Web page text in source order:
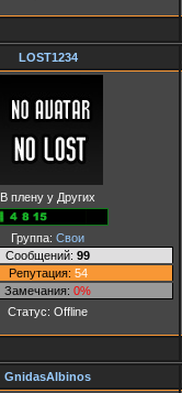
LOST1234
В плену у Других
Группа: Свои
Сообщений: 99
Репутация: 54
Замечания: 0%
Статус: Offline
GnidasAlbinos